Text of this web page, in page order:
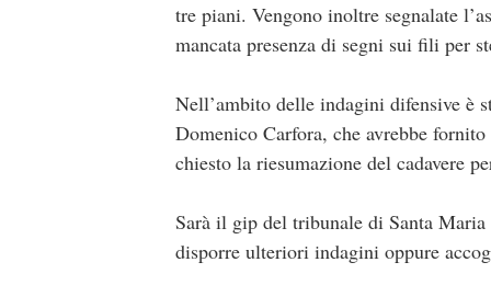
tre piani. Vengono inoltre segnalate
mancata presenza di segni sui fili per
Nell’ambito delle indagini difensive è
Domenico Carfora, che avrebbe
chiesto la riesumazione del cadavere
Sarà il gip del tribunale di Santa Maria
disporre ulteriori indagini oppure